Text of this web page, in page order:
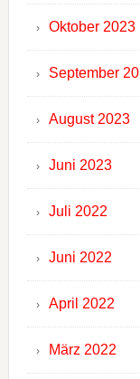
Oktober 2023
September
August 2023
Juni 2023
Juli 2022
Juni 2022
April 2022
März 2022